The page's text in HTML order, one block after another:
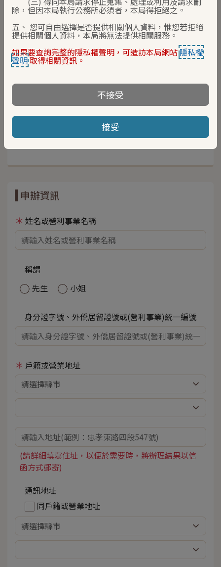
2.經收稅款或稅務中介人員涉及侵占訛詐稅款等不法事
3.有關涉及稅務人員風紀應行調查事項。
※來信填寫欄位（標示＊為必要欄項）
請注意：本信箱請於30分鐘內填寫完畢，以免連線
逾時造成送出失敗。建議可先於文字編輯器(如：記
事本、 Word、Writer)內進行反映意見之編寫，再
複製貼上於意見內容欄位內，謝謝!
申辦資訊
姓名或營利事業名稱
稱謂
先生
小姐
身分證字號、外僑居留證號或(營利事業)統一編號
戶籍或營業地址
(請詳細填寫住址，以便於需要時，將辦理結果以信
函方式郵寄)
通訊地址
同戶籍或營業地址
除，但因本局執行公務所必須者，本局得拒絕之。
五、 您可自由選擇是否提供相關個人資料，惟您若拒絕
提供相關個人資料，本局將無法提供相關服務。
如果要查詢完整的隱私權聲明，可造訪本局網站 隱私權
聲明取得相關資訊。
不接受
接受